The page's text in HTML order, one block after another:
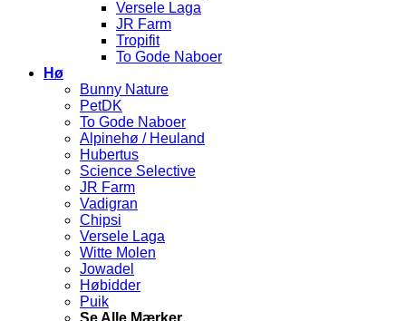
Versele Laga
JR Farm
Tropifit
To Gode Naboer
Hø
Bunny Nature
PetDK
To Gode Naboer
Alpinehø / Heuland
Hubertus
Science Selective
JR Farm
Vadigran
Chipsi
Versele Laga
Witte Molen
Jowadel
Høbidder
Puik
Se Alle Mærker